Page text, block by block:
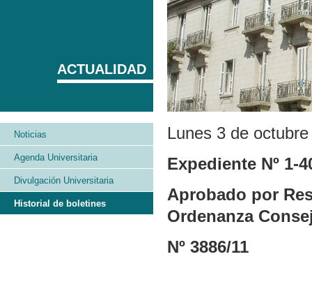
Lunes 3 de
Expediente Nº 1-
Aprobado por
Ordenanza
Nº 3886/11
ACTUALIDAD
Noticias
Agenda Universitaria
Divulgación Universitaria
Historial de boletines